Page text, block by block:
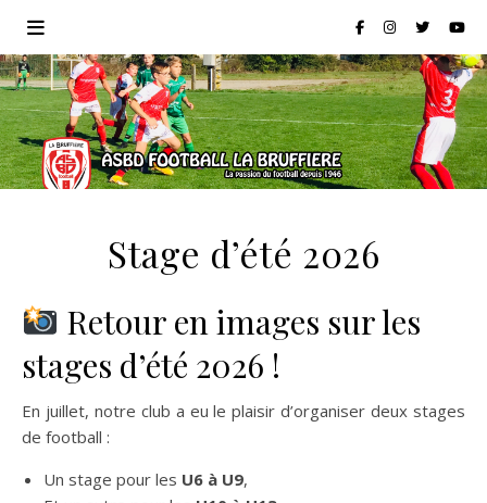
Stage d’été 2026
Retour en images sur les
stages d’été 2026 !
En juillet, notre club a eu le plaisir d’organiser deux stages
de football :
Un stage pour les U6 à U9,